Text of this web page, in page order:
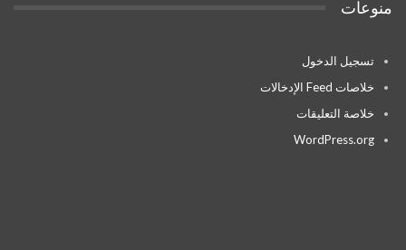
منوعات
تسجيل الدخول
خلاصات Feed الإدخالات
خلاصة التعليقات
WordPress.org